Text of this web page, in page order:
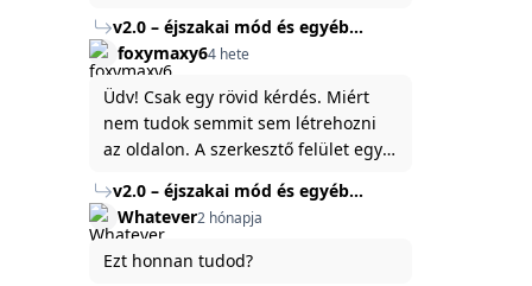
weboldal legújabb, 3.0-ás verzióját,
és vélhetően ez zavart be kicsit.Egy
baráti megjegyzés: ha nem fontos
és tud várni néhány napot a
tartalom, amit készíteni
szeretnél, inkább várj néhány napot,
mert ég és föld lesz a különbség a
jelenlegi rendszer és az új között -
legfőképpen egyébként épp
tartalomkészítési szempontból! :)
v2.0 – éjszakai mód és egyéb
fejlesztések
foxymaxy64 hete
Üdv! Csak egy rövid kérdés. Miért
nem tudok semmit sem létrehozni
az oldalon. A szerkesztő felület egy
Köszönöm ha válaszoltok.
v2.0 – éjszakai mód és egyéb
fejlesztések
Whatever2 hónapja
Ezt honnan tudod?